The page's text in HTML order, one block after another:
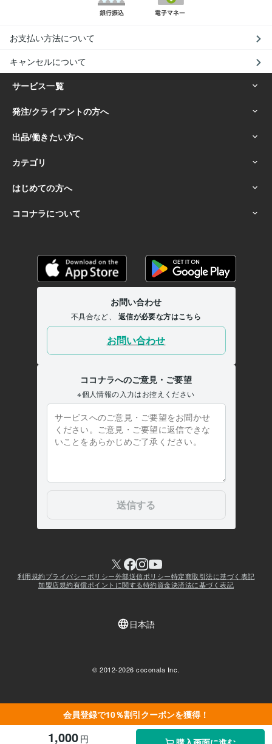
会員登録で10％割引クーポンを獲得！
1,000 円
お支払い方法について
キャンセルについて